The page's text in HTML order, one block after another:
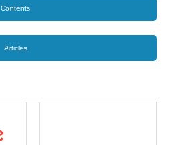
Contents
Articles